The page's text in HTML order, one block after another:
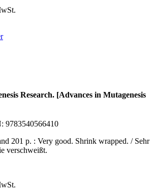
Research. [Advances in Mutagenesis
9783540566410
201 p. : Very good. Shrink wrapped. / Sehr
verschweißt.